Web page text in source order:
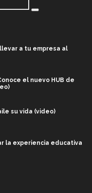
a tu empresa al
el nuevo HUB de
su vida (video)
la experiencia educativa